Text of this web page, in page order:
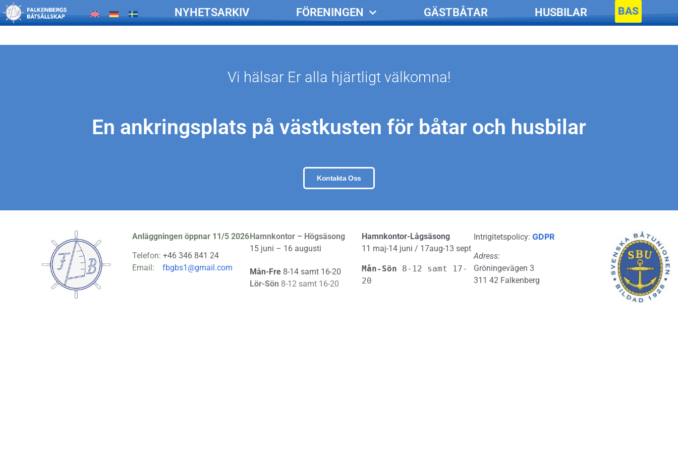
NYHETSARKIV FÖRENINGEN GÄSTBÅTAR HUSBILAR BAS
Vi hälsar Er alla hjärtligt välkomna!
En ankringsplats på västkusten för båtar och husbilar
Kontakta Oss
Anläggningen öppnar 11/5 2026
Telefon:+46 346 841 24
Email:fbgbs1@gmail.com
Hamnkontor – Högsäsong
15 juni – 16 augusti
Mån-Fre8-14 samt 16-20
Lör-Sön 8-12 samt 16-20
Hamnkontor-Lågsäsong
11 maj-14 juni / 17aug-13 sept
Mån-Sön 8-12 samt 17-
20
Intrigitetspolicy:GDPR
Adress:
Gröningevägen 3
311 42 Falkenberg